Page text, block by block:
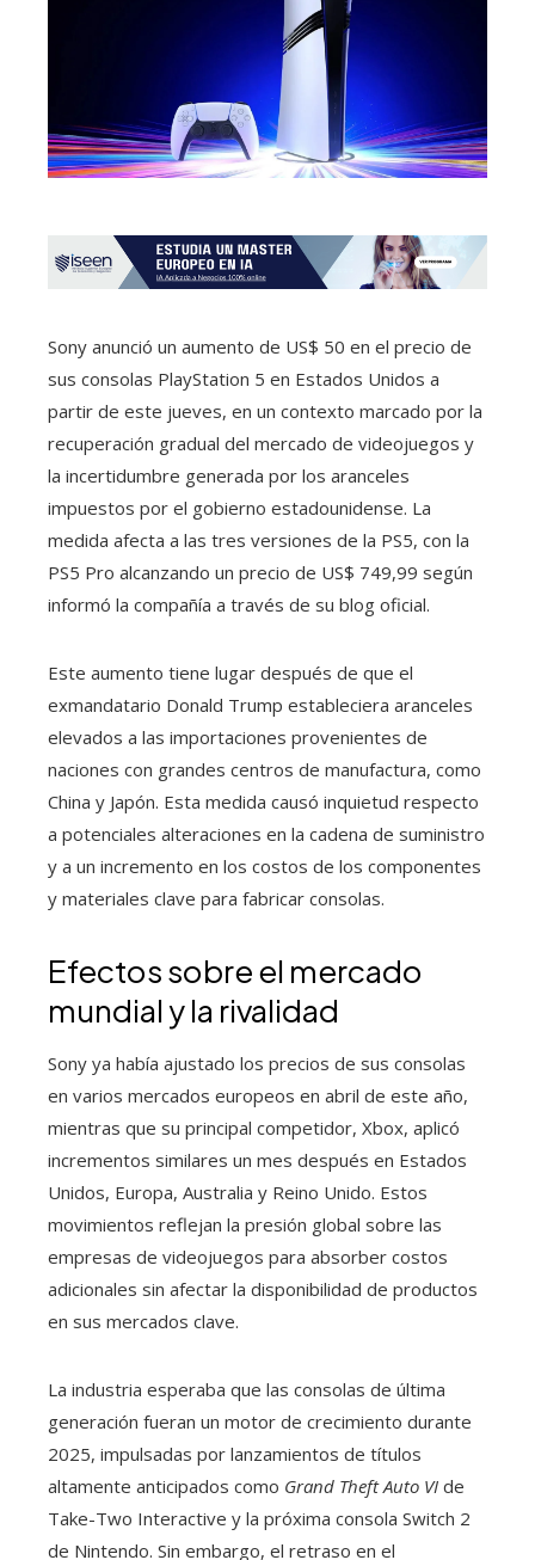
Sony anunció un aumento de US$ 50 en el precio de
sus consolas PlayStation 5 en Estados Unidos a
partir de este jueves, en un contexto marcado por la
recuperación gradual del mercado de videojuegos y
la incertidumbre generada por los aranceles
impuestos por el gobierno estadounidense. La
medida afecta a las tres versiones de la PS5, con la
PS5 Pro alcanzando un precio de US$ 749,99 según
informó la compañía a través de su blog oficial.
Este aumento tiene lugar después de que el
exmandatario Donald Trump estableciera aranceles
elevados a las importaciones provenientes de
naciones con grandes centros de manufactura, como
China y Japón. Esta medida causó inquietud respecto
a potenciales alteraciones en la cadena de suministro
y a un incremento en los costos de los componentes
y materiales clave para fabricar consolas.
Efectos sobre el mercado
mundial y la rivalidad
Sony ya había ajustado los precios de sus consolas
en varios mercados europeos en abril de este año,
mientras que su principal competidor, Xbox, aplicó
incrementos similares un mes después en Estados
Unidos, Europa, Australia y Reino Unido. Estos
movimientos reflejan la presión global sobre las
empresas de videojuegos para absorber costos
adicionales sin afectar la disponibilidad de productos
en sus mercados clave.
La industria esperaba que las consolas de última
generación fueran un motor de crecimiento durante
2025, impulsadas por lanzamientos de títulos
altamente anticipados como Grand Theft Auto VI de
Take-Two Interactive y la próxima consola Switch 2
de Nintendo. Sin embargo, el retraso en el